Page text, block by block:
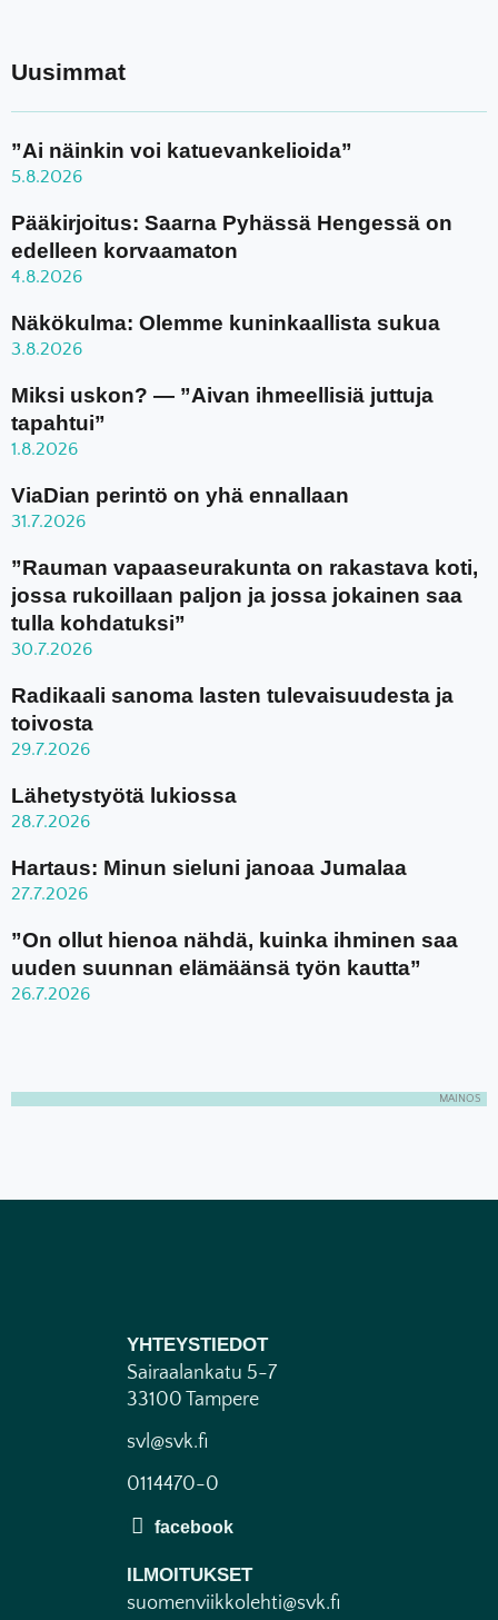
Uusimmat
”Ai näinkin voi katuevankelioida”
5.8.2026
Pääkirjoitus: Saarna Pyhässä Hengessä on
edelleen korvaamaton
4.8.2026
Näkökulma: Olemme kuninkaallista sukua
3.8.2026
Miksi uskon? — ”Aivan ihmeellisiä juttuja
tapahtui”
1.8.2026
ViaDian perintö on yhä ennallaan
31.7.2026
”Rauman vapaaseurakunta on rakastava koti,
jossa rukoillaan paljon ja jossa jokainen saa
tulla kohdatuksi”
30.7.2026
Radikaali sanoma lasten tulevaisuudesta ja
toivosta
29.7.2026
Lähetystyötä lukiossa
28.7.2026
Hartaus: Minun sieluni janoaa Jumalaa
27.7.2026
”On ollut hienoa nähdä, kuinka ihminen saa
uuden suunnan elämäänsä työn kautta”
26.7.2026
MAINOS
YHTEYSTIEDOT
Sairaalankatu 5-7
33100 Tampere
svl@svk.fi
0114470-0
ILMOITUKSET
suomenviikkolehti@svk.fi